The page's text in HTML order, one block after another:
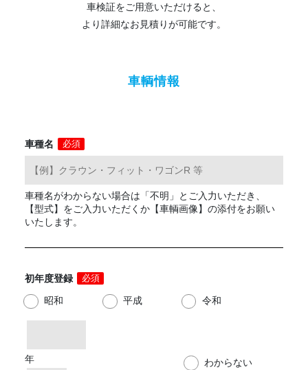
車検証をご用意いただけると、
より詳細なお見積りが可能です。
車輌情報
車種名 必須
車種名がわからない場合は「不明」とご入力いただき、
【型式】をご入力いただくか【車輌画像】の添付をお願い
いたします。
初年度登録 必須
昭和 平成 令和
年 わからない